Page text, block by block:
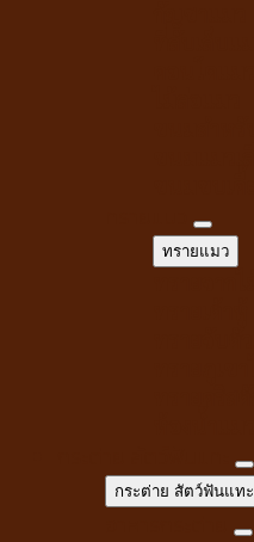
ทรายแมว
กระต่าย สัตว์ฟันแทะ